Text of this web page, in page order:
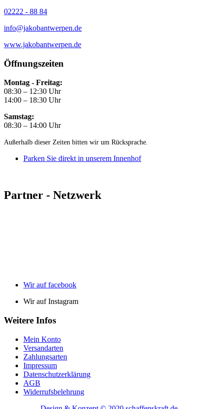
02222 - 88 84
info@jakobantwerpen.de
www.jakobantwerpen.de
Öffnungszeiten
Montag - Freitag:
08:30 – 12:30 Uhr
14:00 – 18:30 Uhr
Samstag:
08:30 – 14:00 Uhr
Außerhalb dieser Zeiten bitten wir um Rücksprache.
Parken Sie direkt in unserem Innenhof
Partner - Netzwerk
Wir auf facebook
Wir auf Instagram
Weitere Infos
Mein Konto
Versandarten
Zahlungsarten
Impressum
Datenschutzerklärung
AGB
Widerrufsbelehrung